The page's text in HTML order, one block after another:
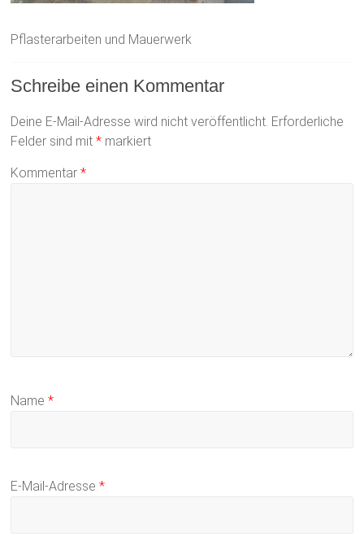
Pflasterarbeiten und Mauerwerk
Schreibe einen Kommentar
Deine E-Mail-Adresse wird nicht veröffentlicht. Erforderliche
Felder sind mit* markiert
Kommentar*
Name*
E-Mail-Adresse*